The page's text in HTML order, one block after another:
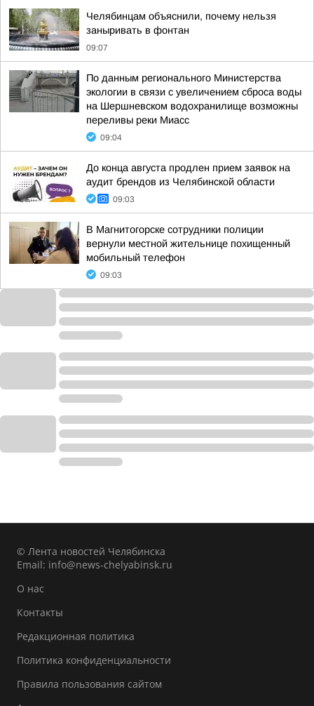
Челябинцам объяснили, почему нельзя
заныривать в фонтан
09:07
По данным регионального Министерства
экологии в связи с увеличением сброса воды
на Шершневском водохранилище возможны
переливы реки Миасс
09:04
До конца августа продлен прием заявок на
аудит брендов из Челябинской области
09:03
В Магнитогорске сотрудники полиции
вернули местной жительнице похищенный
мобильный телефон
09:03
© Лента новостей Челябинска
Email: info@news-chelyabinsk.ru
О нас
Контакты
Редакционная политика
Политика конфиденциальности
Правила пользования сайтом